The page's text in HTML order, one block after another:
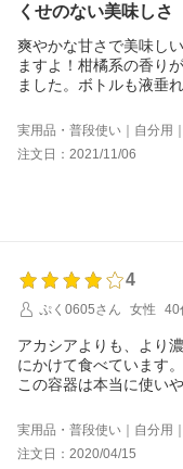
くせのない美味しさ
爽やかな甘さで美味し
ますよ！柑橘系の香り
ました。ボトルも液垂
実用品・普段使い｜自分用
注文日：2021/11/06
4
ぷく0605さん
女性 40
アカシアよりも、より
にかけて食べています。
この容器は本当に使い
たタイミングで、他社
のです。
実用品・普段使い｜自分用
注文日：2020/04/15